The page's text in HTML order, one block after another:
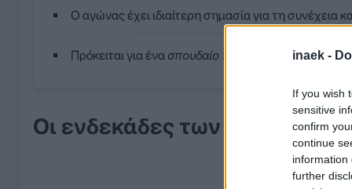
inaek -
If you wish
sensitive
confirm
continue
information
further
Ο αγώνας έχει ιδιαίτερη σημασία για τη συνέχεια
Πρόκειται για ένα σπουδαίο παιχνίδι που
Οι ενδεκάδες των δύο ομάδων